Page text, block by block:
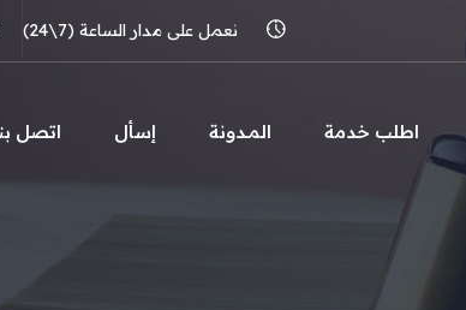
نعمل على مدار الساعة (7\24)
اطلب خدمة المـدونة إسأل اتصل